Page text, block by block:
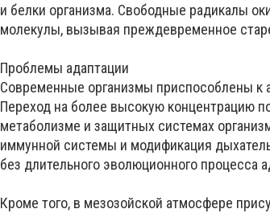
и белки организма. Свободные радикалы
молекулы, вызывая преждевременное
Проблемы адаптации
Современные организмы приспособлены к
Переход на более высокую концентрацию
метаболизме и защитных системах
иммунной системы и модификация
без длительного эволюционного процесса
Кроме того, в мезозойской атмосфере